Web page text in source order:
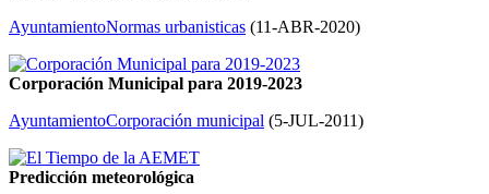
AyuntamientoNormas urbanisticas (11-ABR-2020)
Corporación Municipal para 2019-2023
AyuntamientoCorporación municipal (5-JUL-2011)
Predicción meteorológica